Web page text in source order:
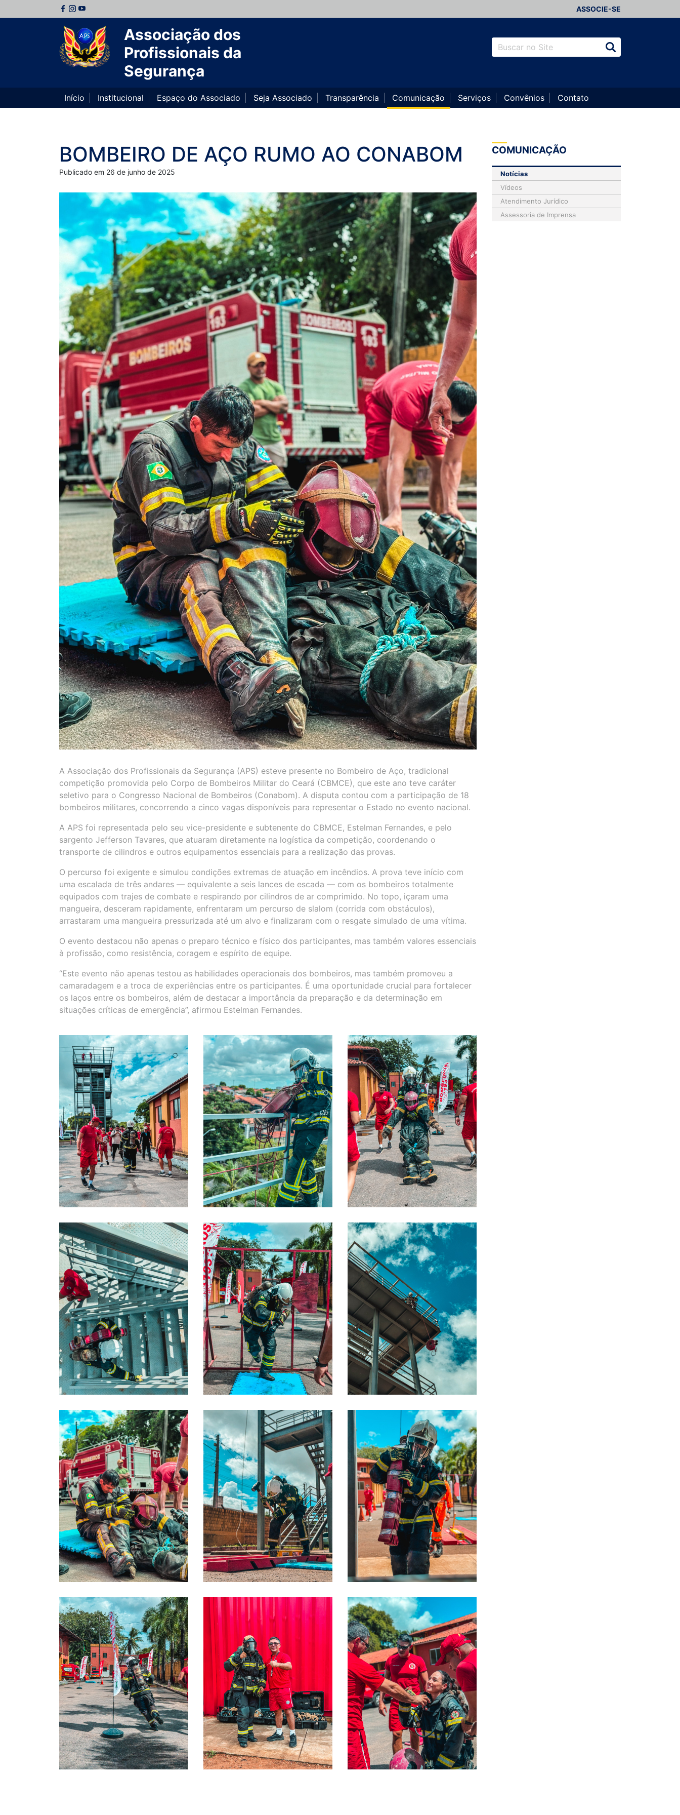
ASSOCIE-SE
Associação dos
Profissionais da
Segurança
Início Institucional Espaço do Associado Seja Associado Transparência Comunicação Serviços Convênios Contato
BOMBEIRO DE AÇO RUMO AO CONABOM
Publicado em 26 de junho de 2025
A Associação dos Profissionais da Segurança (APS) esteve presente no Bombeiro de Aço, tradicional
competição promovida pelo Corpo de Bombeiros Militar do Ceará (CBMCE), que este ano teve caráter
seletivo para o Congresso Nacional de Bombeiros (Conabom). A disputa contou com a participação de 18
bombeiros militares, concorrendo a cinco vagas disponíveis para representar o Estado no evento nacional.
A APS foi representada pelo seu vice-presidente e subtenente do CBMCE, Estelman Fernandes, e pelo
sargento Jefferson Tavares, que atuaram diretamente na logística da competição, coordenando o
transporte de cilindros e outros equipamentos essenciais para a realização das provas.
O percurso foi exigente e simulou condições extremas de atuação em incêndios. A prova teve início com
uma escalada de três andares — equivalente a seis lances de escada — com os bombeiros totalmente
equipados com trajes de combate e respirando por cilindros de ar comprimido. No topo, içaram uma
mangueira, desceram rapidamente, enfrentaram um percurso de slalom (corrida com obstáculos),
arrastaram uma mangueira pressurizada até um alvo e finalizaram com o resgate simulado de uma vítima.
O evento destacou não apenas o preparo técnico e físico dos participantes, mas também valores essenciais
à profissão, como resistência, coragem e espírito de equipe.
“Este evento não apenas testou as habilidades operacionais dos bombeiros, mas também promoveu a
camaradagem e a troca de experiências entre os participantes. É uma oportunidade crucial para fortalecer
os laços entre os bombeiros, além de destacar a importância da preparação e da determinação em
situações críticas de emergência”, afirmou Estelman Fernandes.
COMUNICAÇÃO
Notícias
Vídeos
Atendimento Jurídico
Assessoria de Imprensa